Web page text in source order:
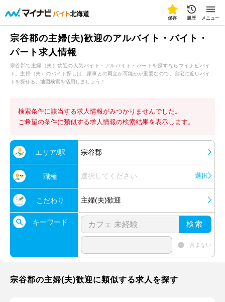
北海道
保存 履歴 メニュー
宗谷郡の主婦(夫)歓迎のアルバイト・バイト・
パート求人情報
宗谷郡で主婦（夫）歓迎の人気バイト・アルバイト・パートを探すならマイナビバイ
ト。主婦（夫）のバイト探しは、家事との両立が可能かが重要なので、自宅に近いバイ
トを探せる、地図検索を活用しましょう！
検索条件に該当する求人情報がみつかりませんでした。
ご希望の条件に類似する求人情報の検索結果を表示します。
エリア/駅 宗谷郡
職種 選択してください 選択
こだわり 主婦(夫)歓迎
キーワード 検索
含まない
宗谷郡の主婦(夫)歓迎に類似する求人を探す